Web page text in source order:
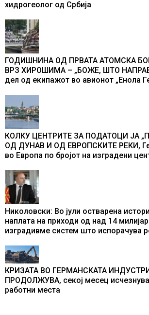
хидрогеолог од Србија
ГОДИШНИНА ОД ПРВАТА АТОМСКА
ВРЗ ХИРОШИМА – „БОЖЕ, ШТО
дел од екипажот во авионот „Енола
промени текот на историјата
КОЛКУ ЦЕНТРИТЕ ЗА ПОДАТОЦИ ЈА
ОД ДУНАВ И ОД ЕВРОПСКИТЕ РЕКИ,
во Европа по бројот на изградени
Николовски: Во јули остварена
наплата на приходи од над 14
изградивме систем што испорачува
КРИЗАТА ВО ГЕРМАНСКАТА
ПРОДОЛЖУВА, секој месец
работни места